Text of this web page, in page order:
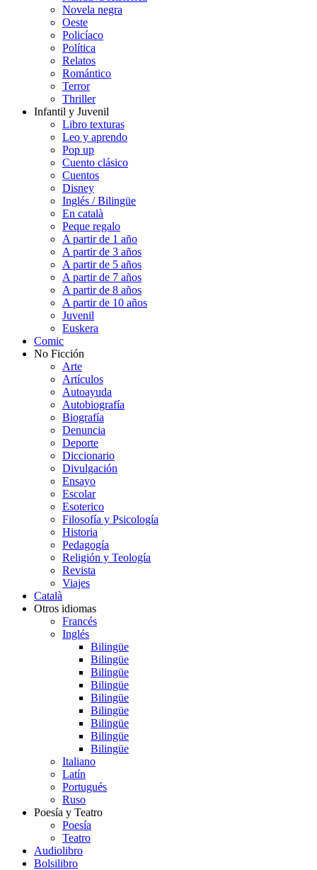
Novela negra
Oeste
Policíaco
Política
Relatos
Romántico
Terror
Thriller
Infantil y Juvenil
Libro texturas
Leo y aprendo
Pop up
Cuento clásico
Cuentos
Disney
Inglés / Bilingüe
En català
Peque regalo
A partir de 1 año
A partir de 3 años
A partir de 5 años
A partir de 7 años
A partir de 8 años
A partir de 10 años
Juvenil
Euskera
Comic
No Ficción
Arte
Artículos
Autoayuda
Autobiografía
Biografía
Denuncia
Deporte
Diccionario
Divulgación
Ensayo
Escolar
Esoterico
Filosofía y Psicología
Historia
Pedagogía
Religión y Teología
Revista
Viajes
Català
Otros idiomas
Francés
Inglés
Bilingüe
Bilingüe
Bilingüe
Bilingüe
Bilingüe
Bilingüe
Bilingüe
Bilingüe
Bilingüe
Italiano
Latín
Portugués
Ruso
Poesía y Teatro
Poesía
Teatro
Audiolibro
Bolsilibro